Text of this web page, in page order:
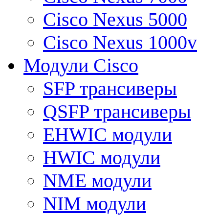
Cisco Nexus 5000
Cisco Nexus 1000v
Модули Cisco
SFP трансиверы
QSFP трансиверы
EHWIC модули
HWIC модули
NME модули
NIM модули